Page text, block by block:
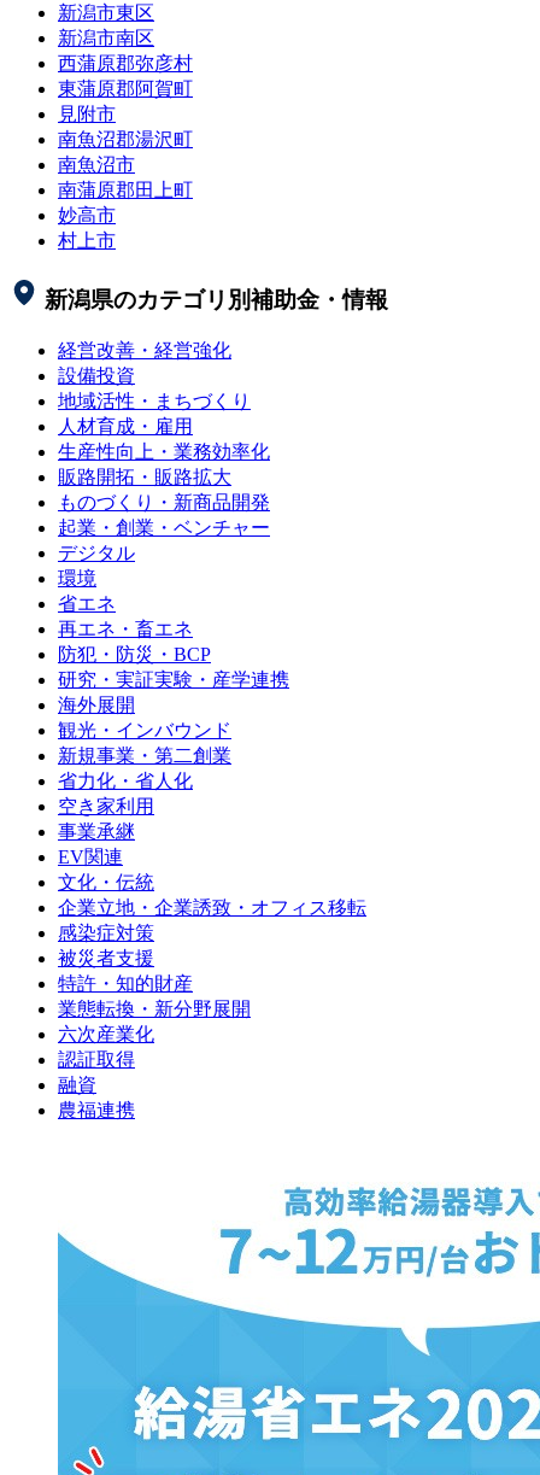
新潟市東区
新潟市南区
西蒲原郡弥彦村
東蒲原郡阿賀町
見附市
南魚沼郡湯沢町
南魚沼市
南蒲原郡田上町
妙高市
村上市
新潟県のカテゴリ別補助金・情報
経営改善・経営強化
設備投資
地域活性・まちづくり
人材育成・雇用
生産性向上・業務効率化
販路開拓・販路拡大
ものづくり・新商品開発
起業・創業・ベンチャー
デジタル
環境
省エネ
再エネ・畜エネ
防犯・防災・BCP
研究・実証実験・産学連携
海外展開
観光・インバウンド
新規事業・第二創業
省力化・省人化
空き家利用
事業承継
EV関連
文化・伝統
企業立地・企業誘致・オフィス移転
感染症対策
被災者支援
特許・知的財産
業態転換・新分野展開
六次産業化
認証取得
融資
農福連携